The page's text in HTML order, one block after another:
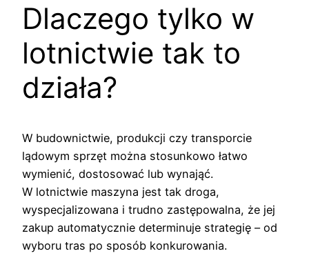
Dlaczego tylko w
lotnictwie tak to
działa?
W budownictwie, produkcji czy transporcie
lądowym sprzęt można stosunkowo łatwo
wymienić, dostosować lub wynająć.
W lotnictwie maszyna jest tak droga,
wyspecjalizowana i trudno zastępowalna, że jej
zakup automatycznie determinuje strategię – od
wyboru tras po sposób konkurowania.